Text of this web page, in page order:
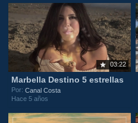
03:22
Marbella Destino 5 estrellas
Por:Canal Costa
Hace 5 años